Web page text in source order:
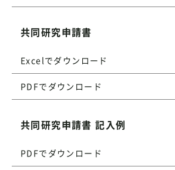
共同研究申請書
Excelでダウンロード
PDFでダウンロード
共同研究申請書 記入例
PDFでダウンロード